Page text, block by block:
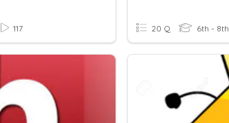
117 20 Q 6th - 8th